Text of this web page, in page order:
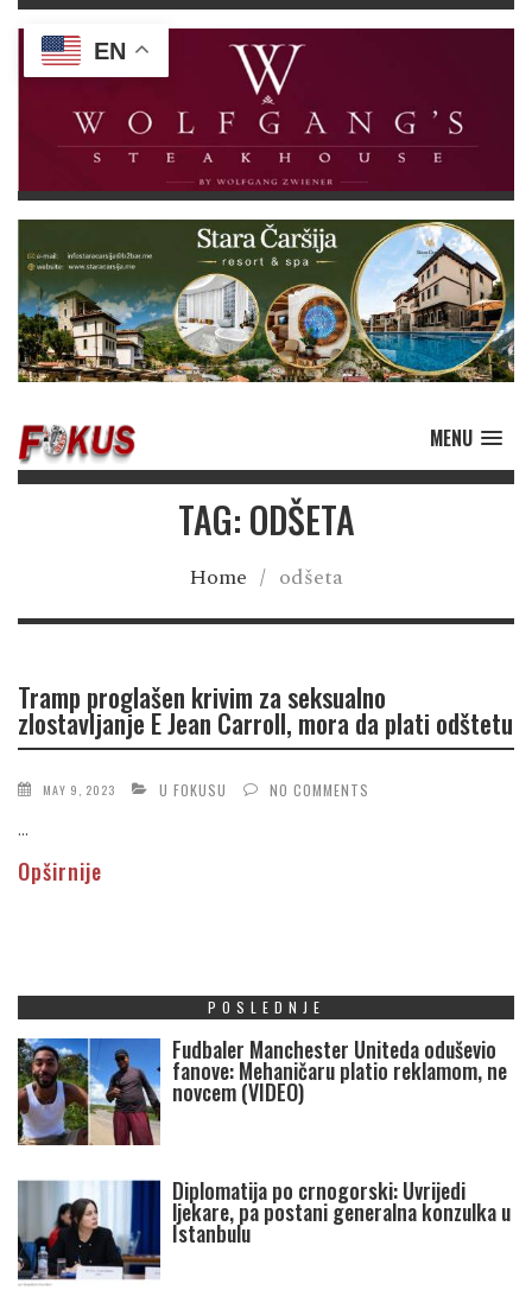
MENU
TAG: ODŠETA
Home / odšeta
Tramp proglašen krivim za seksualno
zlostavljanje E Jean Carroll, mora da plati odštetu
MAY 9, 2023 U FOKUSU NO COMMENTS
...
Opširnije
POSLEDNJE
Fudbaler Manchester Uniteda oduševio
fanove: Mehaničaru platio reklamom, ne
novcem (VIDEO)
Diplomatija po crnogorski: Uvrijedi
ljekare, pa postani generalna konzulka u
Istanbulu
EN